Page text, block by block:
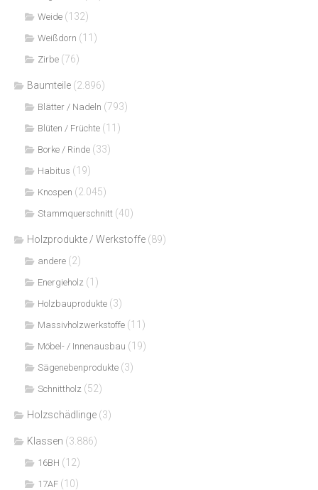
Weide (132)
Weißdorn (11)
Zirbe (76)
Baumteile (2.896)
Blätter / Nadeln (793)
Blüten / Früchte (11)
Borke / Rinde (33)
Habitus (19)
Knospen (2.045)
Stammquerschnitt (40)
Holzprodukte / Werkstoffe (89)
andere (2)
Energieholz (1)
Holzbauprodukte (3)
Massivholzwerkstoffe (11)
Möbel- / Innenausbau (19)
Sägenebenprodukte (3)
Schnittholz (52)
Holzschädlinge (3)
Klassen (3.886)
16BH (12)
17AF (10)